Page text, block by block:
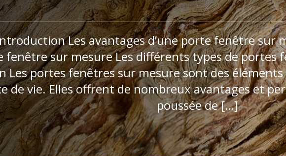
Les avantages d’une porte fenêtre sur
fenêtre sur mesure Les différents types de portes
Les portes fenêtres sur mesure sont des éléments
de vie. Elles offrent de nombreux avantages et
poussée de […]